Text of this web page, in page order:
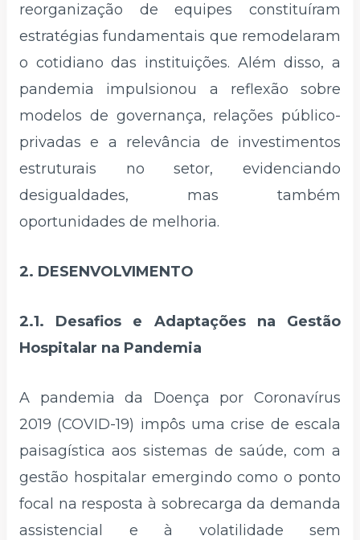
reorganização de equipes constituíram
estratégias fundamentais que remodelaram
o cotidiano das instituições. Além disso, a
pandemia impulsionou a reflexão sobre
modelos de governança, relações público-
privadas e a relevância de investimentos
estruturais no setor, evidenciando
desigualdades, mas também
oportunidades de melhoria.
2. DESENVOLVIMENTO
2.1. Desafios e Adaptações na Gestão
Hospitalar na Pandemia
A pandemia da Doença por Coronavírus
2019 (COVID-19) impôs uma crise de escala
paisagística aos sistemas de saúde, com a
gestão hospitalar emergindo como o ponto
focal na resposta à sobrecarga da demanda
assistencial e à volatilidade sem